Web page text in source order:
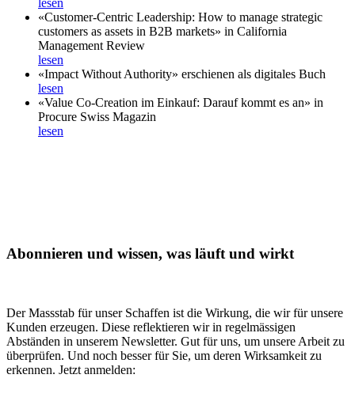
lesen
«Customer-Centric Leadership: How to manage strategic
customers as assets in B2B markets» in California
Management Review
lesen
«Impact Without Authority» erschienen als digitales Buch
lesen
«Value Co-Creation im Einkauf: Darauf kommt es an» in
Procure Swiss Magazin
lesen
Abonnieren und wissen, was läuft und wirkt
Der Massstab für unser Schaffen ist die Wirkung, die wir für unsere
Kunden erzeugen. Diese reflektieren wir in regelmässigen
Abständen in unserem Newsletter. Gut für uns, um unsere Arbeit zu
überprüfen. Und noch besser für Sie, um deren Wirksamkeit zu
erkennen. Jetzt anmelden: